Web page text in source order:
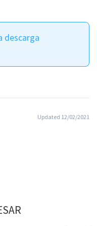
descarga
Updated 12/02/2021